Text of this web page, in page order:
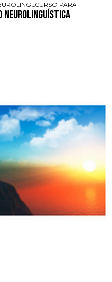
NEUROLINGUISTICAS
PNL
CURSO PARA PNL
Neurolinguística